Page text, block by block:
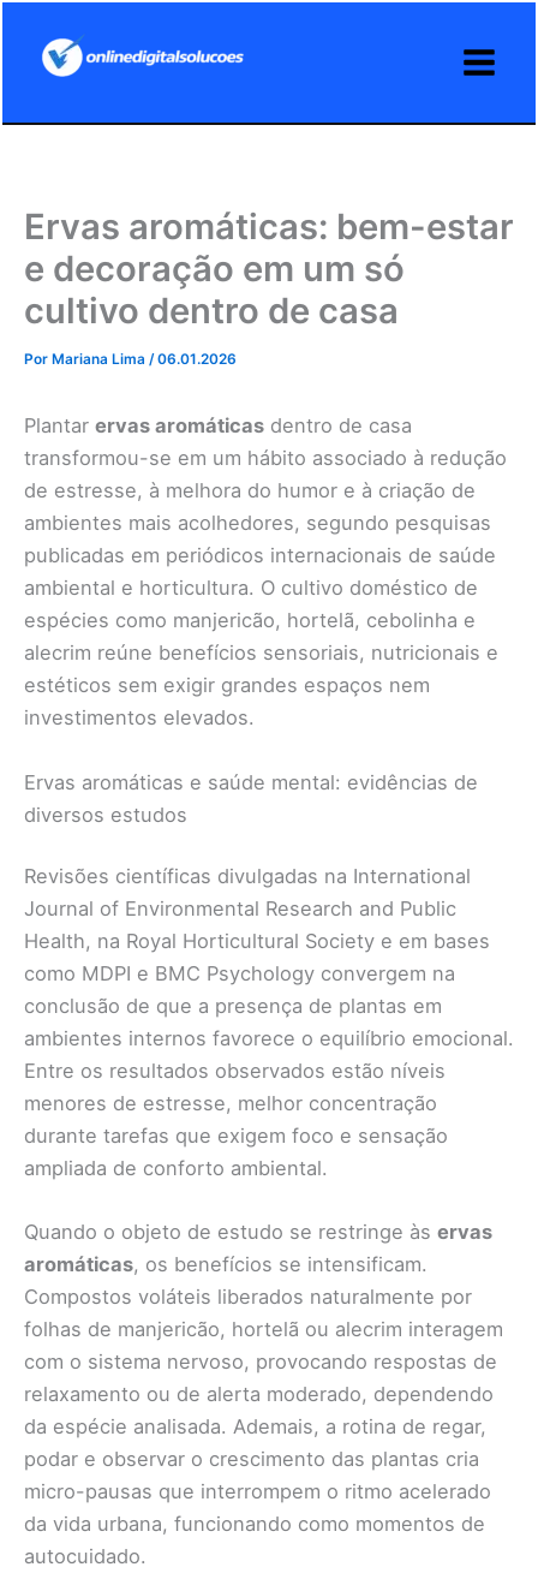
Ervas aromáticas: bem-estar
e decoração em um só
cultivo dentro de casa
Por Mariana Lima /06.01.2026
Plantar ervas aromáticas dentro de casa
transformou-se em um hábito associado à redução
de estresse, à melhora do humor e à criação de
ambientes mais acolhedores, segundo pesquisas
publicadas em periódicos internacionais de saúde
ambiental e horticultura. O cultivo doméstico de
espécies como manjericão, hortelã, cebolinha e
alecrim reúne benefícios sensoriais, nutricionais e
estéticos sem exigir grandes espaços nem
investimentos elevados.
Ervas aromáticas e saúde mental: evidências de
diversos estudos
Revisões científicas divulgadas na International
Journal of Environmental Research and Public
Health, na Royal Horticultural Society e em bases
como MDPI e BMC Psychology convergem na
conclusão de que a presença de plantas em
ambientes internos favorece o equilíbrio emocional.
Entre os resultados observados estão níveis
menores de estresse, melhor concentração
durante tarefas que exigem foco e sensação
ampliada de conforto ambiental.
Quando o objeto de estudo se restringe às ervas
aromáticas, os benefícios se intensificam.
Compostos voláteis liberados naturalmente por
folhas de manjericão, hortelã ou alecrim interagem
com o sistema nervoso, provocando respostas de
relaxamento ou de alerta moderado, dependendo
da espécie analisada. Ademais, a rotina de regar,
podar e observar o crescimento das plantas cria
micro-pausas que interrompem o ritmo acelerado
da vida urbana, funcionando como momentos de
autocuidado.